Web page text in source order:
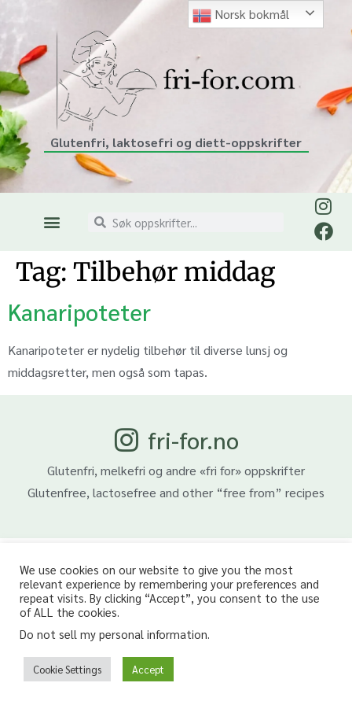
Glutenfri, laktosefri og diett-oppskrifter
Tag: Tilbehør middag
Kanaripoteter
Kanaripoteter er nydelig tilbehør til diverse lunsj og
middagsretter, men også som tapas.
fri-for.no
Glutenfri, melkefri og andre «fri for» oppskrifter
Glutenfree, lactosefree and other “free from” recipes
We use cookies on our website to give you the most
relevant experience by remembering your preferences and
repeat visits. By clicking “Accept”, you consent to the use
of ALL the cookies.
Do not sell my personal information.
Cookie Settings Accept
Norsk bokmål